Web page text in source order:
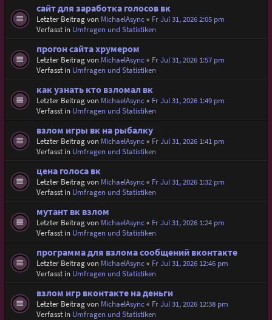
сайт для заработка голосов вк
Letzter Beitrag von MichaelAsync« Fr Jul 31, 2026 2:05 pm
Verfasst in Umfragen und Statistiken
прогон сайта хрумером
Letzter Beitrag von MichaelAsync« Fr Jul 31, 2026 1:57 pm
Verfasst in Umfragen und Statistiken
как узнать кто взломал вк
Letzter Beitrag von MichaelAsync« Fr Jul 31, 2026 1:49 pm
Verfasst in Umfragen und Statistiken
взлом игры вк на рыбалку
Letzter Beitrag von MichaelAsync« Fr Jul 31, 2026 1:41 pm
Verfasst in Umfragen und Statistiken
цена голоса вк
Letzter Beitrag von MichaelAsync« Fr Jul 31, 2026 1:32 pm
Verfasst in Umfragen und Statistiken
мутант вк взлом
Letzter Beitrag von MichaelAsync« Fr Jul 31, 2026 1:24 pm
Verfasst in Umfragen und Statistiken
программа для взлома сообщений вконтакте
Letzter Beitrag von MichaelAsync« Fr Jul 31, 2026 12:46 pm
Verfasst in Umfragen und Statistiken
взлом игр вконтакте на деньги
Letzter Beitrag von MichaelAsync« Fr Jul 31, 2026 12:38 pm
Verfasst in Umfragen und Statistiken